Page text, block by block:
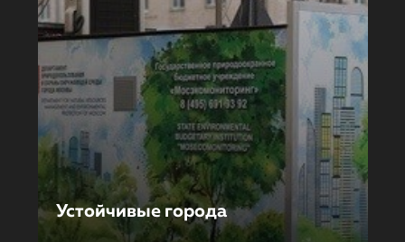
Устойчивые города